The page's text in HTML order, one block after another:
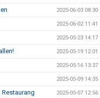
2025-06-03 08:30
2025-06-02 11:41
2025-05-23 14:17
2025-05-19 12:01
2025-05-16 13:37
2025-05-09 14:35
2025-05-07 12:56